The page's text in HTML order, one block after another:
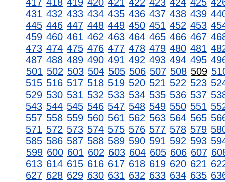
431 432 433 434 435 436 437 438 439
445 446 447 448 449 450 451 452 453
459 460 461 462 463 464 465 466 467
473 474 475 476 477 478 479 480 481
487 488 489 490 491 492 493 494 495
501 502 503 504 505 506 507 508 509
515 516 517 518 519 520 521 522 523
529 530 531 532 533 534 535 536 537
543 544 545 546 547 548 549 550 551
557 558 559 560 561 562 563 564 565
571 572 573 574 575 576 577 578 579
585 586 587 588 589 590 591 592 593
599 600 601 602 603 604 605 606 607
613 614 615 616 617 618 619 620 621
627 628 629 630 631 632 633 634 635